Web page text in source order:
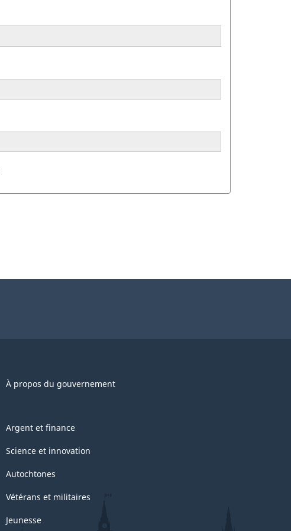
À propos du gouvernement
Argent et finance
Science et innovation
Autochtones
Vétérans et militaires
Jeunesse